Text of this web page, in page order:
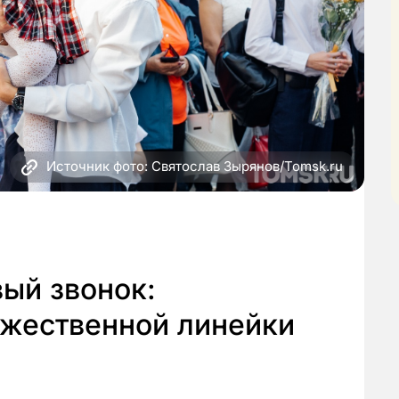
Источник фото: Святослав Зырянов/Tomsk.ru
звонок:
линейки